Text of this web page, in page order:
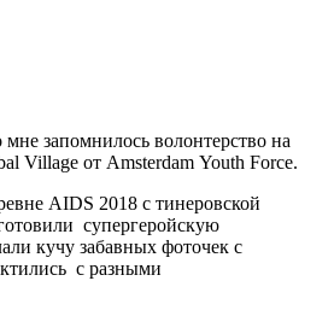
запомнилось волонтерство на
Village от Amsterdam Youth Force.
AIDS 2018 с тинеровской
супергеройскую
кучу забавных фоточек с
с разными